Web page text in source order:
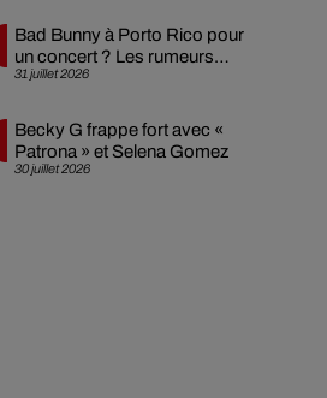
31 juillet 2026
Bad Bunny à Porto Rico pour
un concert ? Les rumeurs
s'intensifient
30 juillet 2026
Becky G frappe fort avec «
Patrona » et Selena Gomez